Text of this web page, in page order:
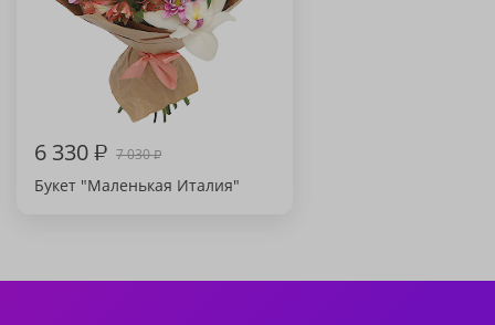
6 330₽ 7 030₽
Букет "Маленькая Италия"